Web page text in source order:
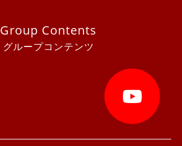
Group Contents
グループコンテンツ